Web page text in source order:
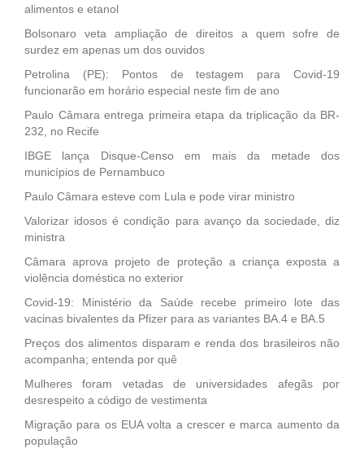
alimentos e etanol
Bolsonaro veta ampliação de direitos a quem sofre de
surdez em apenas um dos ouvidos
Petrolina (PE): Pontos de testagem para Covid-19
funcionarão em horário especial neste fim de ano
Paulo Câmara entrega primeira etapa da triplicação da BR-
232, no Recife
IBGE lança Disque-Censo em mais da metade dos
municípios de Pernambuco
Paulo Câmara esteve com Lula e pode virar ministro
Valorizar idosos é condição para avanço da sociedade, diz
ministra
Câmara aprova projeto de proteção a criança exposta a
violência doméstica no exterior
Covid-19: Ministério da Saúde recebe primeiro lote das
vacinas bivalentes da Pfizer para as variantes BA.4 e BA.5
Preços dos alimentos disparam e renda dos brasileiros não
acompanha; entenda por quê
Mulheres foram vetadas de universidades afegãs por
desrespeito a código de vestimenta
Migração para os EUA volta a crescer e marca aumento da
população